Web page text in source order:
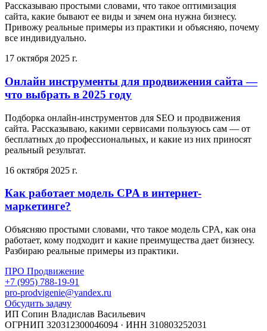
Рассказываю простыми словами, что такое оптимизация
сайта, какие бывают ее виды и зачем она нужна бизнесу.
Привожу реальные примеры из практики и объясняю, почему
все индивидуально.
17 октября 2025 г.
Онлайн инструменты для продвижения сайта —
что выбрать в 2025 году
Подборка онлайн-инструментов для SEO и продвижения
сайта. Рассказываю, какими сервисами пользуюсь сам — от
бесплатных до профессиональных, и какие из них приносят
реальный результат.
16 октября 2025 г.
Как работает модель CPA в интернет-
маркетинге?
Объясняю простыми словами, что такое модель CPA, как она
работает, кому подходит и какие преимущества дает бизнесу.
Разбираю реальные примеры из практики.
ПРО Продвижение
+7 (995) 788-19-91
pro-prodvigenie@yandex.ru
Обсудить задачу
ИП Сопин Владислав Васильевич
ОГРНИП 320312300046094 · ИНН 310803252031